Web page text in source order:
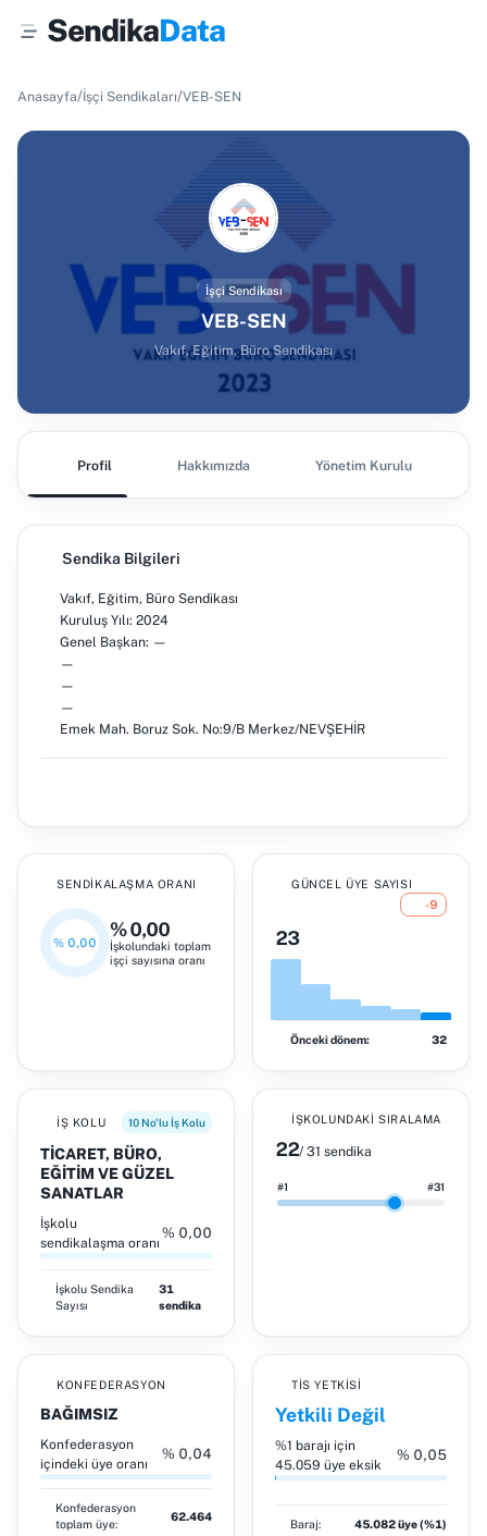
SendikaData
Anasayfa/İşçi Sendikaları/VEB-SEN
İşçi Sendikası
VEB-SEN
Vakıf, Eğitim, Büro Sendikası
Profil Hakkımızda Yönetim Kurulu
Sendika Bilgileri
Vakıf, Eğitim, Büro Sendikası
Kuruluş Yılı: 2024
Genel Başkan: —
—
—
—
Emek Mah. Boruz Sok. No:9/B Merkez/NEVŞEHİR
SENDIKALAŞMA ORANI
% 0,00
% 0,00
İşkolundaki toplam
işçi sayısına oranı
GÜNCEL ÜYE SAYISI
-9
23
Önceki dönem: 32
İŞ KOLU 10 No'lu İş Kolu
TİCARET, BÜRO,
EĞİTİM VE GÜZEL
SANATLAR
İşkolu
sendikalaşma oranı
% 0,00
İşkolu Sendika
Sayısı
31
sendika
İŞKOLUNDAKI SIRALAMA
22/ 31 sendika
#1 #31
KONFEDERASYON
BAĞIMSIZ
Konfederasyon
içindeki üye oranı
% 0,04
Konfederasyon
toplam üye:
62.464
TİS YETKISI
Yetkili Değil
%1 barajı için
45.059 üye eksik
% 0,05
Baraj: 45.082 üye (%1)